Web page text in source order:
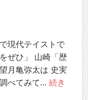
現代テイストで
ぜひ」 山崎「歴
月亀弥太は 史実
べてみて… 続き